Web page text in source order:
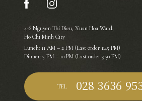
4-6 Nguyen Thi Dieu, Xuan Hoa Ward,
Ho Chi Minh City
Lunch: 11 AM – 2 PM (Last order 1:45 PM)
Dinner: 5 PM – 10 PM (Last order 9:30 PM)
TEL